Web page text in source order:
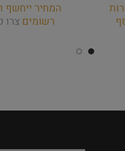
המחיר ייחשף
רשומים צרו